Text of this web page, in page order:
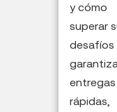
y cómo
superar
desafíos
entregas
rápidas,